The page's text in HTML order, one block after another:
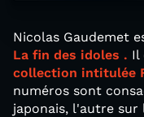
Nicolas Gaudemet
La fin des idoles . Il
collection intitulée
numéros sont
japonais, l'autre sur